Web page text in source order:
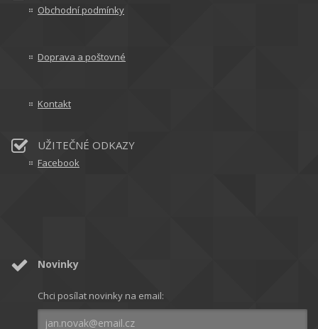
Obchodní podmínky
Doprava a poštovné
Kontakt
UŽITEČNÉ ODKAZY
Facebook
Novinky
Chci posílat novinky na email: